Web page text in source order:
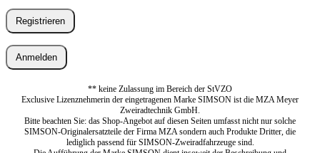
Registrieren
Anmelden
** keine Zulassung im Bereich der StVZO
Exclusive Lizenznehmerin der eingetragenen Marke SIMSON ist die MZA Meyer
Zweiradtechnik GmbH.
Bitte beachten Sie: das Shop-Angebot auf diesen Seiten umfasst nicht nur solche
SIMSON-Originalersatzteile der Firma MZA sondern auch Produkte Dritter, die
lediglich passend für SIMSON-Zweiradfahrzeuge sind.